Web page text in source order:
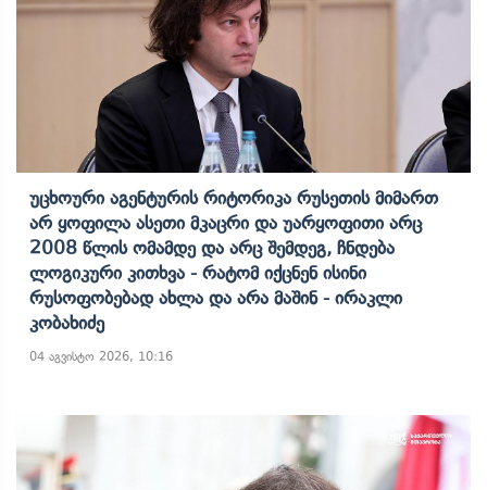
Უცხოური Აგენტურის Რიტორიკა Რუსეთის Მიმართ
Არ Ყოფილა Ასეთი Მკაცრი Და Უარყოფითი Არც
2008 Წლის Ომამდე Და Არც Შემდეგ, Ჩნდება
Ლოგიკური Კითხვა - Რატომ Იქცნენ Ისინი
Რუსოფობებად Ახლა Და Არა Მაშინ - Ირაკლი
Კობახიძე
04 აგვისტო 2026, 10:16